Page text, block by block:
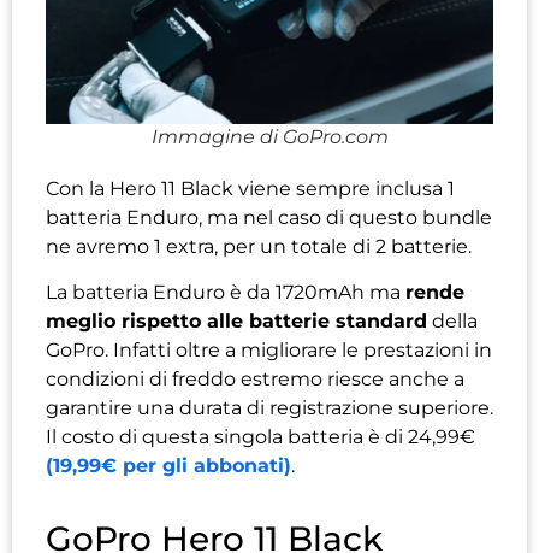
Immagine di GoPro.com
Con la Hero 11 Black viene sempre inclusa 1
batteria Enduro, ma nel caso di questo bundle
ne avremo 1 extra, per un totale di 2 batterie.
La batteria Enduro è da 1720mAh ma rende
meglio rispetto alle batterie standard della
GoPro. Infatti oltre a migliorare le prestazioni in
condizioni di freddo estremo riesce anche a
garantire una durata di registrazione superiore.
Il costo di questa singola batteria è di 24,99€
(19,99€ per gli abbonati).
GoPro Hero 11 Black